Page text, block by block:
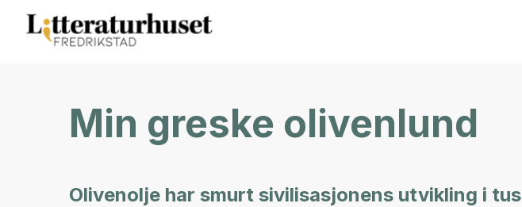
Min greske olivenlund
Olivenolje har smurt sivilisasjonens utvikling i